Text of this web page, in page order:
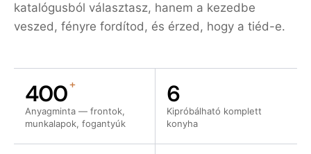
katalógusból választasz, hanem a kezedbe
veszed, fényre fordítod, és érzed, hogy a tiéd-e.
400+
Anyagminta — frontok,
munkalapok, fogantyúk
6
Kipróbálható komplett
konyha